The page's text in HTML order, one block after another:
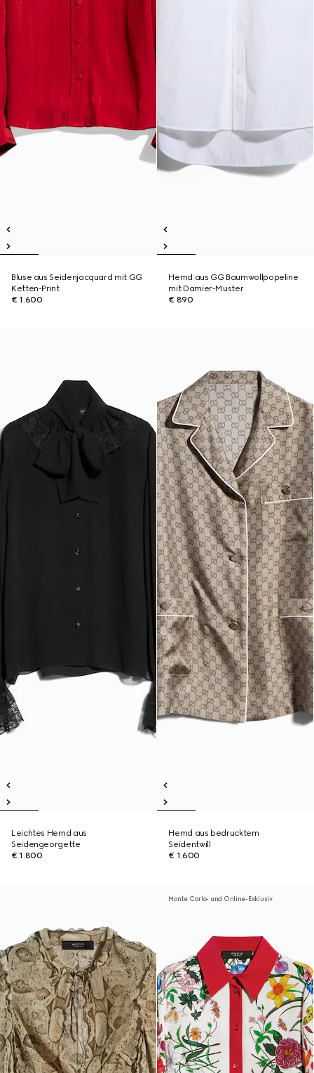
Bluse aus Seidenjacquard mit GG
Ketten-Print
€ 1.600
Hemd aus GG Baumwollpopeline
mit Damier-Muster
€ 890
Leichtes Hemd aus
Seidengeorgette
€ 1.800
Hemd aus bedrucktem
Seidentwill
€ 1.600
Monte Carlo- und Online-Exklusiv